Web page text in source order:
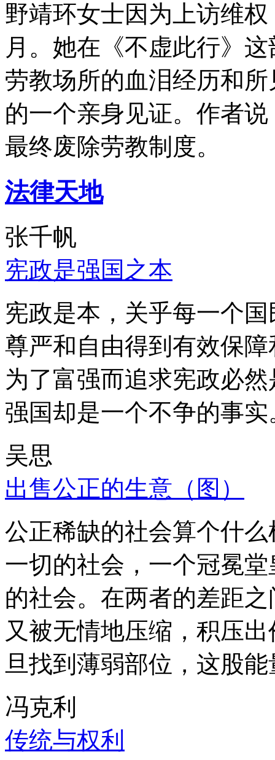
野靖环女士因为上访维
月。她在《不虚此行》
劳教场所的血泪经历和
的一个亲身见证。作者
最终废除劳教制度。
法律天地
张千帆
宪政是强国之本
宪政是本，关乎每一个
尊严和自由得到有效保
为了富强而追求宪政必
强国却是一个不争的事实
吴思
出售公正的生意（图）
公正稀缺的社会算个什
一切的社会，一个冠冕
的社会。在两者的差距
又被无情地压缩，积压
旦找到薄弱部位，这股
冯克利
传统与权利